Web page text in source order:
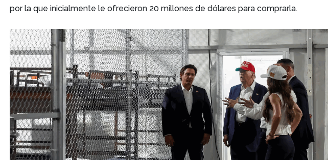
por la que inicialmente le ofrecieron 20 millones de dólares para comprarla.